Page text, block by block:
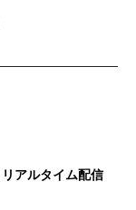
リアルタイム配信